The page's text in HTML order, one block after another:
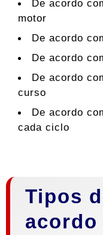
De acordo
motor
De acordo
De acordo
De acordo
curso
De acordo
cada ciclo
Tipos
acordo